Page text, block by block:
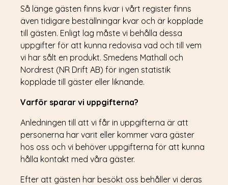
WURST CASE SCENARIO
MATHALLEN
HAPPENINGS
EVENT
JULBORD
ÖPPETTIDER
OM MATHALLEN
KONTAKT
Så länge gästen finns kvar i vårt register finns
även tidigare beställningar kvar och är kopplade
till gästen. Enligt lag måste vi behålla dessa
uppgifter för att kunna redovisa vad och till vem
vi har sålt en produkt. Smedens Mathall och
Nordrest (NR Drift AB) för ingen statistik
kopplade till gäster eller liknande.
Varför sparar vi uppgifterna?
Anledningen till att vi får in uppgifterna är att
personerna har varit eller kommer vara gäster
hos oss och vi behöver uppgifterna för att kunna
hålla kontakt med våra gäster.
Efter att gästen har besökt oss behåller vi deras